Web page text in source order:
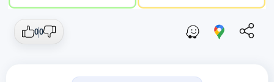
00